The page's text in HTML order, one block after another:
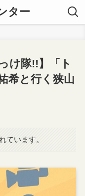
ター
け隊!!】「ト
希と行く狭山
ています。